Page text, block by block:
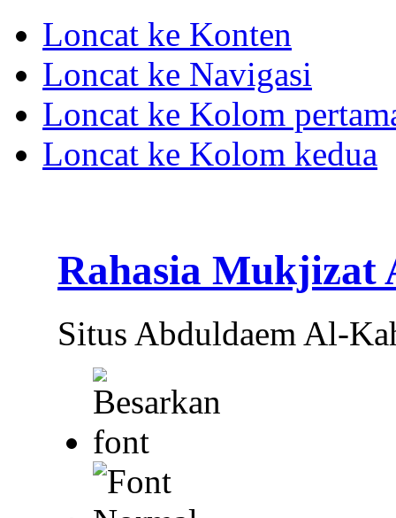
Loncat ke Konten
Loncat ke Navigasi
Loncat ke Kolom
Loncat ke Kolom kedua
Rahasia Mukjizat
Situs Abduldaem Al-